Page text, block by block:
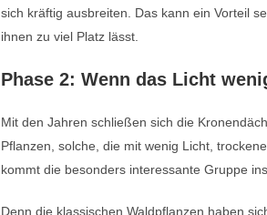
sich kräftig ausbreiten. Das kann ein Vorteil
ihnen zu viel Platz lässt.
Phase 2: Wenn das Licht
Mit den Jahren schließen sich die
Pflanzen, solche, die mit wenig Licht,
kommt die besonders interessante Gruppe
Denn die klassischen Waldpflanzen haben